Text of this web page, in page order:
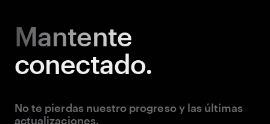
Mantente
conectado.
No te pierdas nuestro progreso y las últimas
actualizaciones.